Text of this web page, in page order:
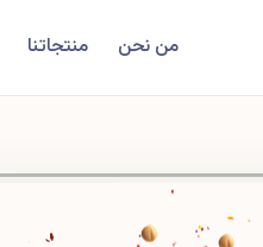
من نحن منتجاتنا